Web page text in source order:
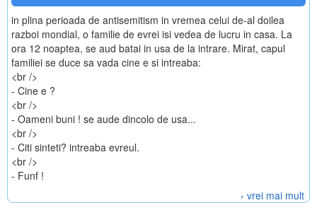
in plina perioada de antisemitism in vremea celui de-al doilea
razboi mondial, o familie de evrei isi vedea de lucru in casa. La
ora 12 noaptea, se aud batai in usa de la intrare. Mirat, capul
familiei se duce sa vada cine e si intreaba:
<br />
- Cine e ?
<br />
- Oameni buni ! se aude dincolo de usa...
<br />
- Citi sinteti? intreaba evreul.
<br />
- Funf !
› vrei mai mult